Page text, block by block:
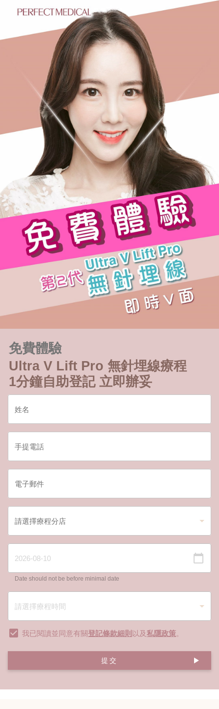
免費體驗
Ultra V Lift Pro 無針埋線療程
1分鐘自助登記 立即辦妥
Date should not be before minimal date
我已閱讀並同意有關登記條款細則以及私隱政策。
提交